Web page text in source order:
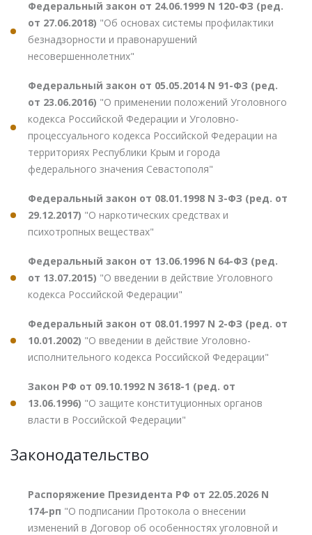
Федеральный закон от 24.06.1999 N 120-ФЗ (ред.
от 27.06.2018) "Об основах системы профилактики
безнадзорности и правонарушений
несовершеннолетних"
Федеральный закон от 05.05.2014 N 91-ФЗ (ред.
от 23.06.2016) "О применении положений Уголовного
кодекса Российской Федерации и Уголовно-
процессуального кодекса Российской Федерации на
территориях Республики Крым и города
федерального значения Севастополя"
Федеральный закон от 08.01.1998 N 3-ФЗ (ред. от
29.12.2017) "О наркотических средствах и
психотропных веществах"
Федеральный закон от 13.06.1996 N 64-ФЗ (ред.
от 13.07.2015) "О введении в действие Уголовного
кодекса Российской Федерации"
Федеральный закон от 08.01.1997 N 2-ФЗ (ред. от
10.01.2002) "О введении в действие Уголовно-
исполнительного кодекса Российской Федерации"
Закон РФ от 09.10.1992 N 3618-1 (ред. от
13.06.1996) "О защите конституционных органов
власти в Российской Федерации"
Законодательство
Распоряжение Президента РФ от 22.05.2026 N
174-рп "О подписании Протокола о внесении
изменений в Договор об особенностях уголовной и